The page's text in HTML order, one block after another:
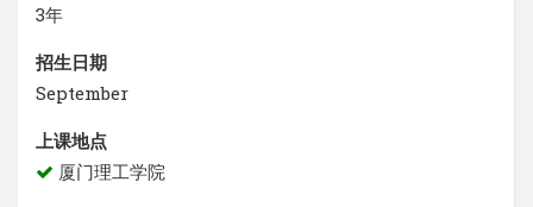
3年
招生日期
September
上课地点
厦门理工学院